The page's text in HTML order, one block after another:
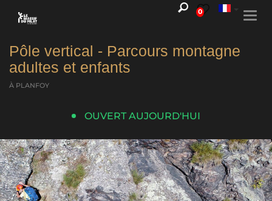
0
Pôle vertical - Parcours montagne
adultes et enfants
À PLANFOY
OUVERT AUJOURD'HUI